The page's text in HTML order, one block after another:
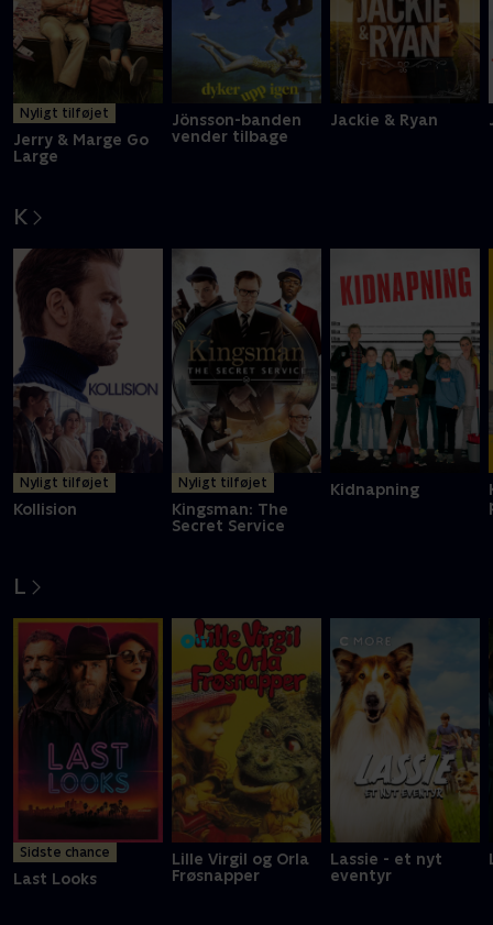
Nyligt tilføjet
Jerry & Marge Go
Large
Jönsson-banden
vender tilbage
Jackie & Ryan
K
Nyligt tilføjet
Kollision
Nyligt tilføjet
Kingsman: The
Secret Service
Kidnapning
L
Sidste chance
Last Looks
Lille Virgil og Orla
Frøsnapper
Lassie - et nyt
eventyr